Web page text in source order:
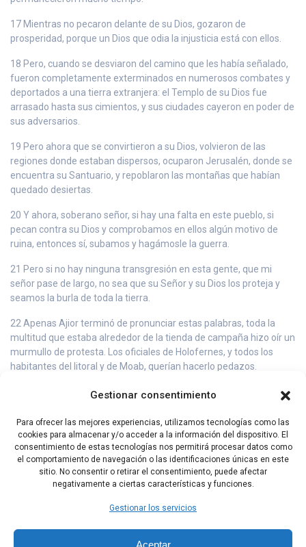
Gestionar consentimiento
Para ofrecer las mejores experiencias, utilizamos tecnologías como las
cookies para almacenar y/o acceder a la información del dispositivo. El
consentimiento de estas tecnologías nos permitirá procesar datos como
el comportamiento de navegación o las identificaciones únicas en este
sitio. No consentir o retirar el consentimiento, puede afectar
negativamente a ciertas características y funciones.
Gestionar los servicios
Aceptar
17 Mientras no pecaron delante de su Dios, gozaron de
prosperidad, porque un Dios que odia la injusticia está con ellos.
18 Pero, cuando se desviaron del camino que les había señalado,
fueron completamente exterminados en numerosos combates y
deportados a una tierra extranjera: el Templo de su Dios fue
arrasado hasta sus cimientos, y sus ciudades cayeron en poder de
sus adversarios.
19 Pero ahora que se convirtieron a su Dios, volvieron de las
regiones donde estaban dispersos, ocuparon Jerusalén, donde se
encuentra su Santuario, y repoblaron las montañas que habían
quedado desiertas.
20 Y ahora, soberano señor, si hay una falta en este pueblo, si
pecan contra su Dios y comprobamos en ellos algún motivo de
ruina, entonces sí, subamos y hagámosle la guerra.
21 Pero si no hay ninguna transgresión en esta gente, que mi
señor pase de largo, no sea que su Señor y su Dios los proteja y
seamos la burla de toda la tierra.
22 Apenas Ajior terminó de pronunciar estas palabras, toda la
multitud que estaba alrededor de la tienda de campaña hizo oír un
murmullo de protesta. Los oficiales de Holofernes, y todos los
habitantes del litoral y de Moab, querían hacerlo pedazos.
23 «No nos dejaremos amedrentar por los israelitas, exclamaban,
tenaz resistencia.
24 ¡Subamos, y ellos serán un bocado para todo tu ejército,
Holofernes, señor nuestro!
Capítulo Anterior Capítulo Siguiente